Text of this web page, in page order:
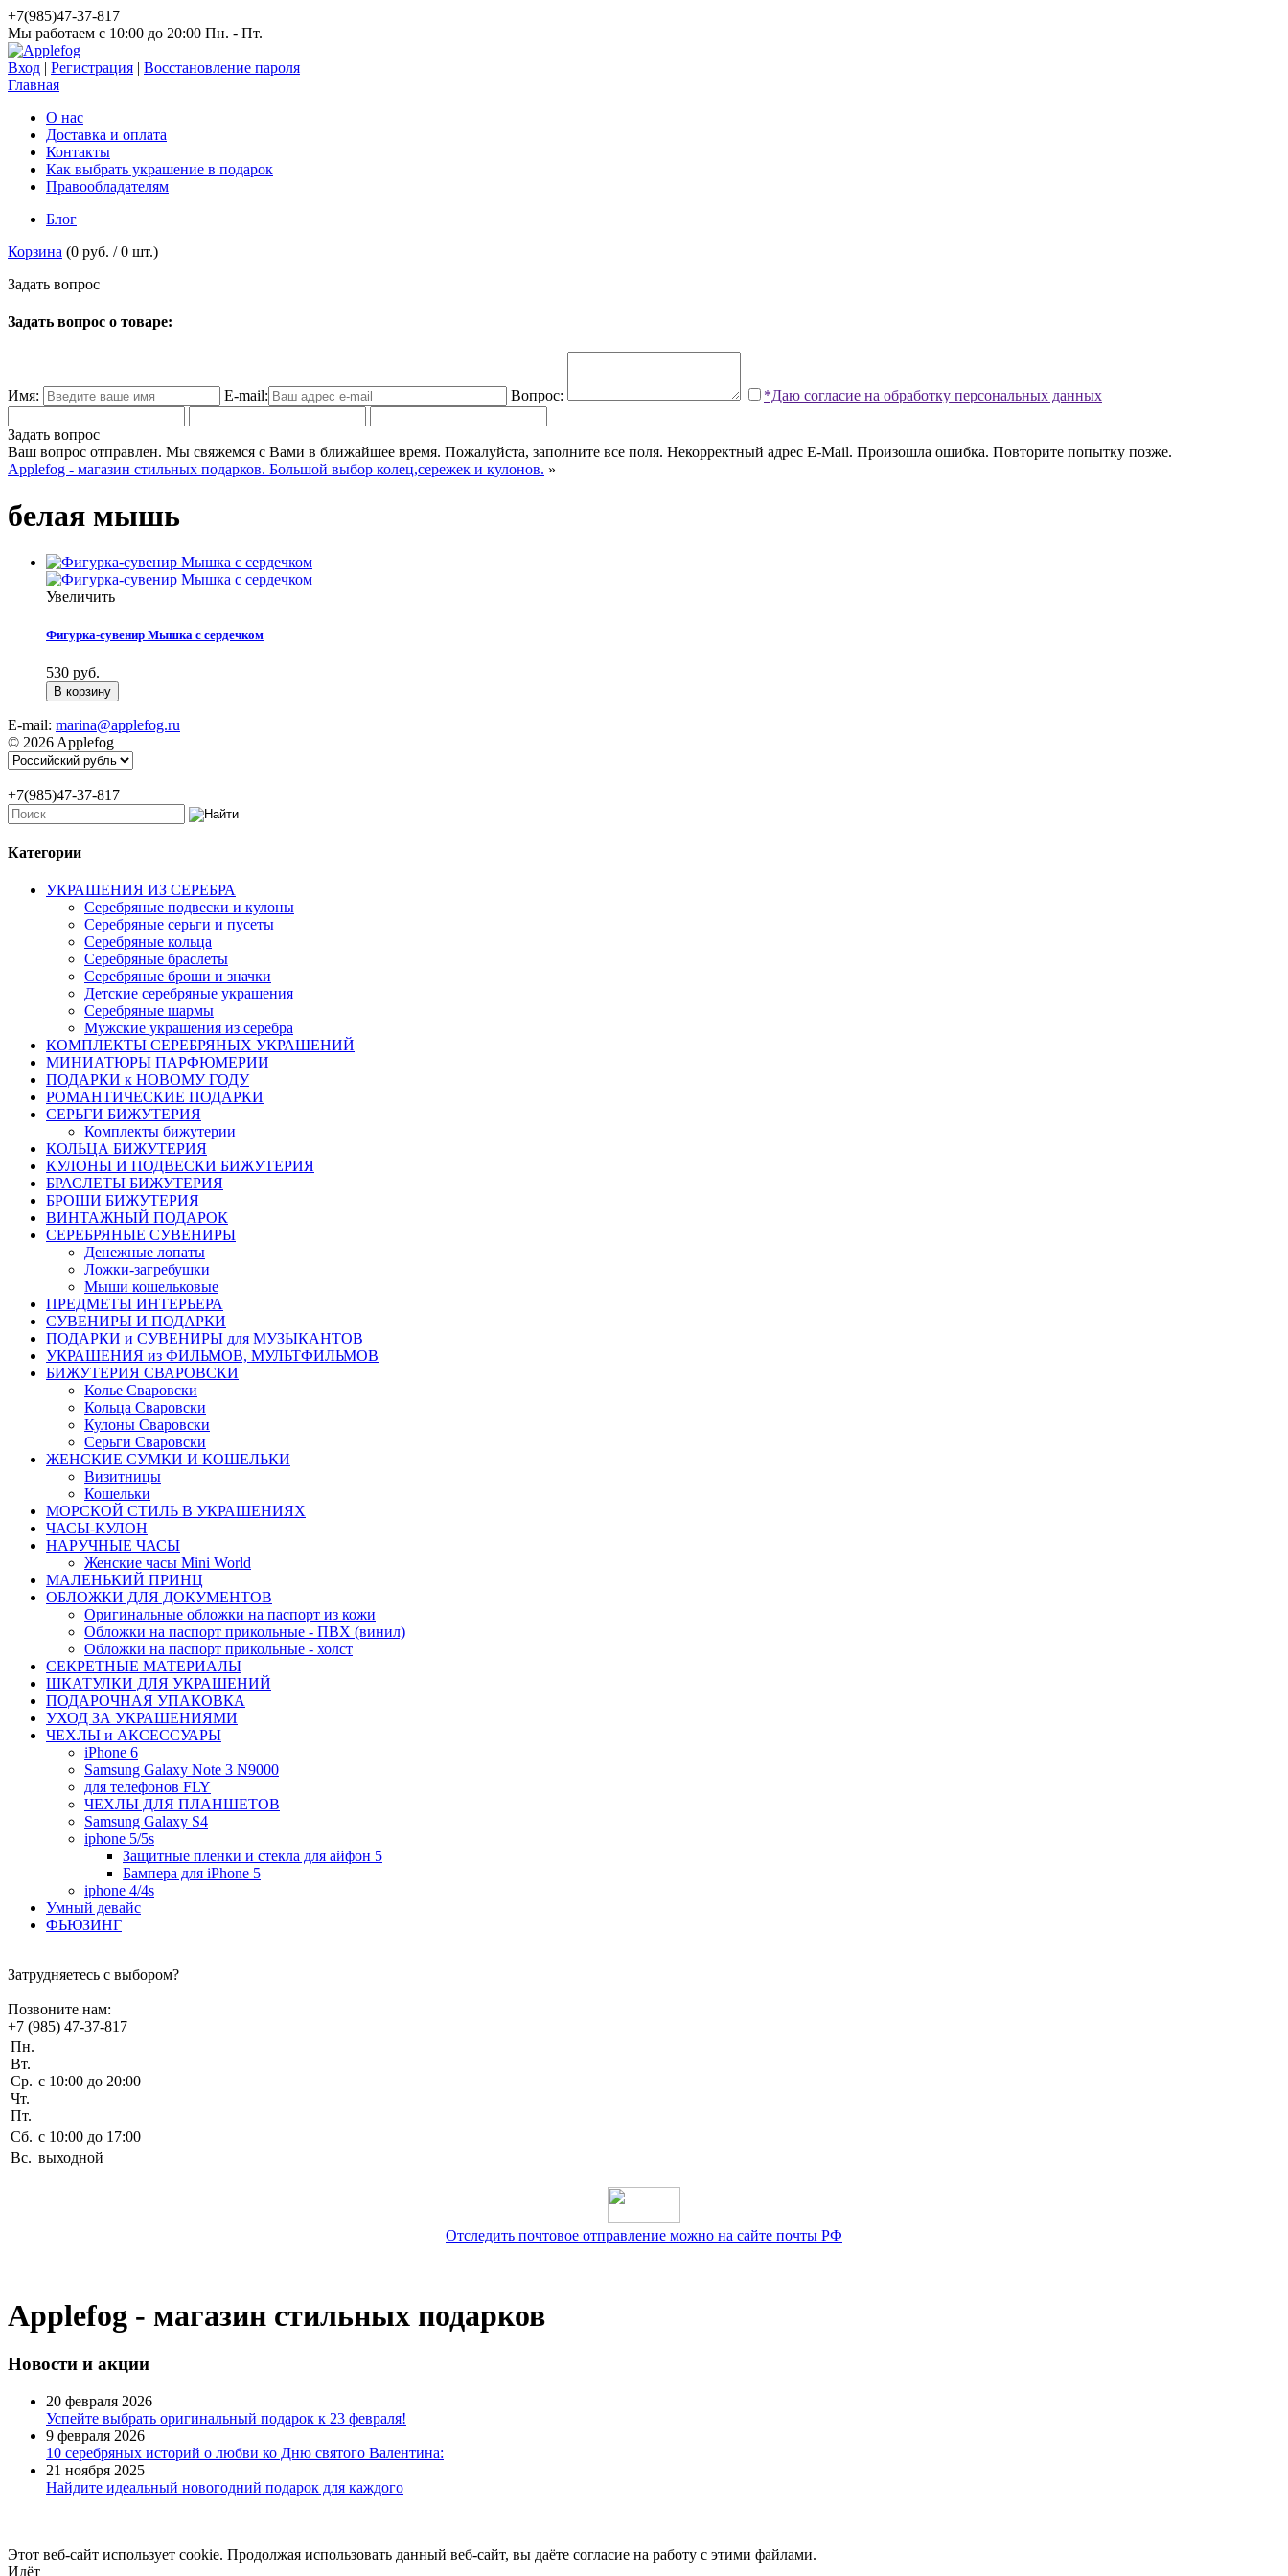
+7(985)47-37-817
Мы работаем c 10:00 до 20:00 Пн. - Пт.
Вход | Регистрация | Восстановление пароля
Главная
О нас
Доставка и оплата
Контакты
Как выбрать украшение в подарок
Правообладателям
Блог
Корзина (0 руб. /0 шт.)
Задать вопрос
Задать вопрос о товаре:
Имя: E-mail: Вопрос: *Даю согласие на обработку персональных данных
Задать вопрос
Ваш вопрос отправлен. Мы свяжемся с Вами в ближайшее время. Пожалуйста, заполните все поля. Некорректный адрес E-Mail. Произошла ошибка. Повторите попытку позже.
Applefog - магазин стильных подарков. Большой выбор колец,сережек и кулонов. »
белая мышь
Увеличить
Фигурка-сувенир Мышка с сердечком
530 руб.
E-mail: marina@applefog.ru
© 2026 Applefog
+7(985)47-37-817
Категории
УКРАШЕНИЯ ИЗ СЕРЕБРА
Серебряные подвески и кулоны
Серебряные серьги и пусеты
Серебряные кольца
Серебряные браслеты
Серебряные броши и значки
Детские серебряные украшения
Серебряные шармы
Мужские украшения из серебра
КОМПЛЕКТЫ СЕРЕБРЯНЫХ УКРАШЕНИЙ
МИНИАТЮРЫ ПАРФЮМЕРИИ
ПОДАРКИ к НОВОМУ ГОДУ
РОМАНТИЧЕСКИЕ ПОДАРКИ
СЕРЬГИ БИЖУТЕРИЯ
Комплекты бижутерии
КОЛЬЦА БИЖУТЕРИЯ
КУЛОНЫ И ПОДВЕСКИ БИЖУТЕРИЯ
БРАСЛЕТЫ БИЖУТЕРИЯ
БРОШИ БИЖУТЕРИЯ
ВИНТАЖНЫЙ ПОДАРОК
СЕРЕБРЯНЫЕ СУВЕНИРЫ
Денежные лопаты
Ложки-загребушки
Мыши кошельковые
ПРЕДМЕТЫ ИНТЕРЬЕРА
СУВЕНИРЫ И ПОДАРКИ
ПОДАРКИ и СУВЕНИРЫ для МУЗЫКАНТОВ
УКРАШЕНИЯ из ФИЛЬМОВ, МУЛЬТФИЛЬМОВ
БИЖУТЕРИЯ СВАРОВСКИ
Колье Сваровски
Кольца Сваровски
Кулоны Сваровски
Серьги Сваровски
ЖЕНСКИЕ СУМКИ И КОШЕЛЬКИ
Визитницы
Кошельки
МОРСКОЙ СТИЛЬ В УКРАШЕНИЯХ
ЧАСЫ-КУЛОН
НАРУЧНЫЕ ЧАСЫ
Женские часы Mini World
МАЛЕНЬКИЙ ПРИНЦ
ОБЛОЖКИ ДЛЯ ДОКУМЕНТОВ
Оригинальные обложки на паспорт из кожи
Обложки на паспорт прикольные - ПВХ (винил)
Обложки на паспорт прикольные - холст
СЕКРЕТНЫЕ МАТЕРИАЛЫ
ШКАТУЛКИ ДЛЯ УКРАШЕНИЙ
ПОДАРОЧНАЯ УПАКОВКА
УХОД ЗА УКРАШЕНИЯМИ
ЧEХЛЫ и АКСЕССУАРЫ
iPhone 6
Samsung Galaxy Note 3 N9000
для телефонов FLY
ЧЕХЛЫ ДЛЯ ПЛАНШЕТОВ
Samsung Galaxy S4
iphone 5/5s
Защитные пленки и стекла для айфон 5
Бампера для iPhone 5
iphone 4/4s
Умный девайс
ФЬЮЗИНГ
Затрудняетесь с выбором?
Позвоните нам:
+7 (985) 47-37-817
Пн.
Вт.
Ср.
Чт.
Пт.
c 10:00 до 20:00
Сб. c 10:00 до 17:00
Вс. выходной
Отследить почтовое отправление можно на сайте почты РФ
Applefog - магазин стильных подарков
Новости и акции
20 февраля 2026
Успейте выбрать оригинальный подарок к 23 февраля!
9 февраля 2026
10 серебряных историй о любви ко Дню святого Валентина:
21 ноября 2025
Найдите идеальный новогодний подарок для каждого
Этот веб-сайт использует cookie. Продолжая использовать данный веб-сайт, вы даёте согласие на работу с этими файлами.
Идёт